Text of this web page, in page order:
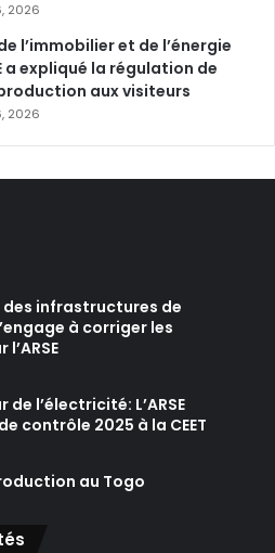
2026
l’immobilier et de l’énergie
a expliqué la régulation de
aux visiteurs
2026
infrastructures de
à corriger les
l’électricité: L’ARSE
contrôle 2025 à la CEET
au Togo